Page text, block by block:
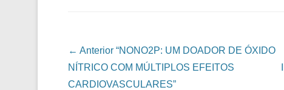
Navegação das Postagens
← Anterior “NONO2P: UM DOADOR DE ÓXIDO
NÍTRICO COM MÚLTIPLOS EFEITOS
CARDIOVASCULARES”